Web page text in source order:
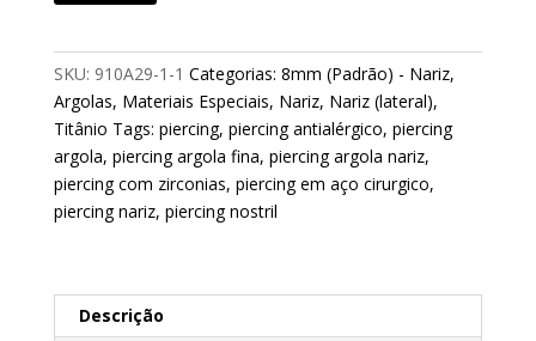
SKU: 910A29-1-1 Categorias: 8mm (Padrão) - Nariz,
Argolas, Materiais Especiais, Nariz, Nariz (lateral),
Titânio Tags: piercing, piercing antialérgico, piercing
argola, piercing argola fina, piercing argola nariz,
piercing com zirconias, piercing em aço cirurgico,
piercing nariz, piercing nostril
Descrição